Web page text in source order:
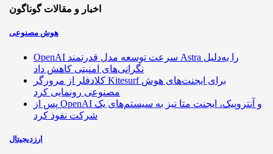
اخبار و مقالات گوناگون
هوش مصنوعی
OpenAI سرعت توسعه مدل قدرتمند Astra را به‌دلیل
نگرانی‌های امنیتی کاهش داد
کلادفلر از مرورگر Kitesurf برای ایجنت‌های هوش
مصنوعی رونمایی کرد
پس از OpenAI و آنتروپیک، ایجنت متا نیز به سیستم‌های یک
شرکت نفوذ کرد
ارزدیجیتال